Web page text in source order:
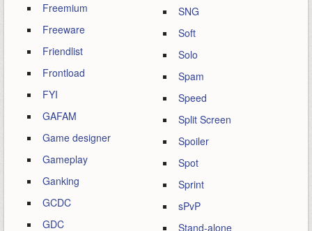
Freemium
Freeware
Friendlist
Frontload
FYI
GAFAM
Game designer
Gameplay
Ganking
GCDC
GDC
SNG
Soft
Solo
Spam
Speed
Split Screen
Spoiler
Spot
Sprint
sPvP
Stand-alone